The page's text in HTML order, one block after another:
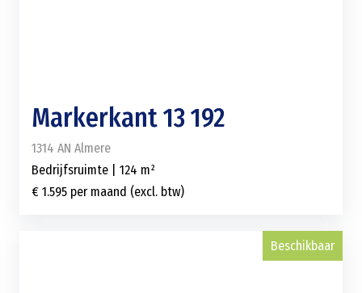
Markerkant 13 192
1314 AN Almere
Bedrijfsruimte | 124 m²
€ 1.595 per maand (excl. btw)
Beschikbaar